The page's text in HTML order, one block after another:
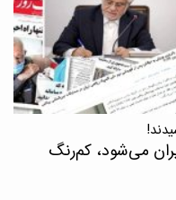
می‌شود، کم‌رنگ